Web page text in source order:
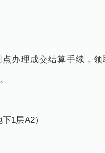
理成交结算手续，领
1层A2）